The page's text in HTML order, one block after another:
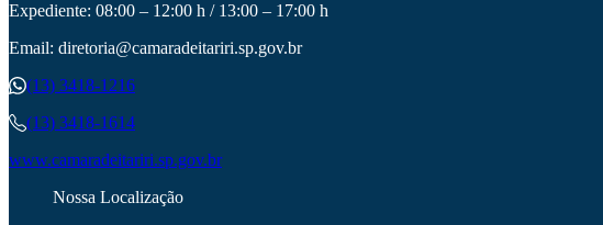
Expediente: 08:00 – 12:00 h / 13:00 – 17:00 h
Email: diretoria@camaradeitariri.sp.gov.br
(13) 3418-1216
(13) 3418-1614
www.camaradeitariri.sp.gov.br
Nossa Localização